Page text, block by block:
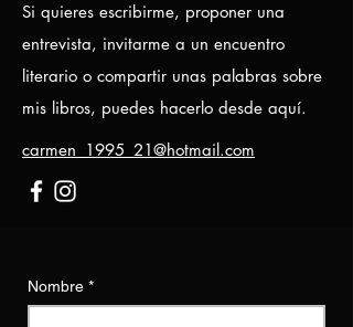
Si quieres escribirme, proponer una
entrevista, invitarme a un encuentro
literario o compartir unas palabras sobre
mis libros, puedes hacerlo desde aquí.
carmen_1995_21@hotmail.com
Nombre *